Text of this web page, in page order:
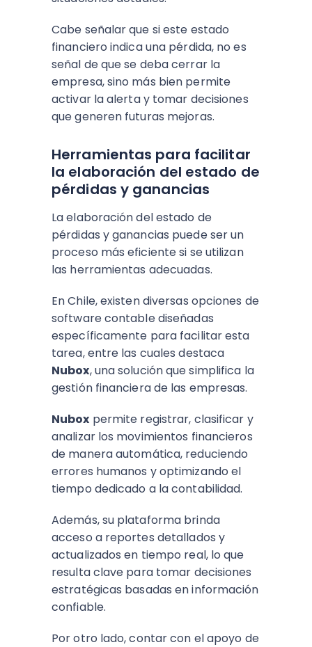
Cabe señalar que si este estado
financiero indica una pérdida, no es
señal de que se deba cerrar la
empresa, sino más bien permite
activar la alerta y tomar decisiones
que generen futuras mejoras.
Herramientas para facilitar
la elaboración del estado de
pérdidas y ganancias
La elaboración del estado de
pérdidas y ganancias puede ser un
proceso más eficiente si se utilizan
las herramientas adecuadas.
En Chile, existen diversas opciones de
software contable diseñadas
específicamente para facilitar esta
tarea, entre las cuales destaca
Nubox, una solución que simplifica la
gestión financiera de las empresas.
Nubox permite registrar, clasificar y
analizar los movimientos financieros
de manera automática, reduciendo
errores humanos y optimizando el
tiempo dedicado a la contabilidad.
Además, su plataforma brinda
acceso a reportes detallados y
actualizados en tiempo real, lo que
resulta clave para tomar decisiones
estratégicas basadas en información
confiable.
Por otro lado, contar con el apoyo de